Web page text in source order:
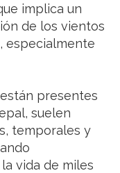
implica un
de los vientos
especialmente
presentes
suelen
temporales y
vida de miles